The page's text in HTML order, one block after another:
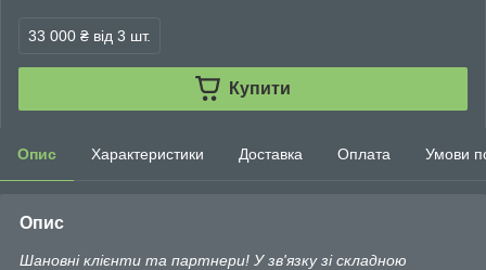
33 000 ₴ від 3 шт.
Купити
Опис Характеристики Доставка Оплата Умови
Опис
Шановні клієнти та партнери! У зв'язку зі складною